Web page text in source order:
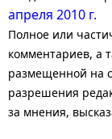
апреля 2010 г.
Полное или
комментариев, а
размещенной на
разрешения
за мнения,